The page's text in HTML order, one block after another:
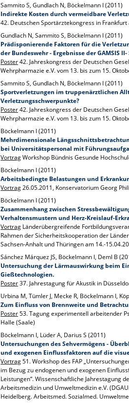
Sammito S, Gundlach N, Böckelmann I (2011)
Indirekte Kosten durch vermeidbare
42. Deutschen Sportärztekongress in Frankfurt
Gundlach N, Sammito S, Böckelmann I (2011)
Prädisponierende Faktoren für die
der Bundeswehr - Ergebnisse der GAMSIS
Poster42. Jahreskongress der Deutschen
Wehrpharmazie e.V. vom 13. bis zum 15.
Sammito S, Gundlach N, Böckelmann I (2011)
Sportverletzungen im truppenärztlichen
Verletzungsschwerpunkte?
Poster42. Jahreskongress der Deutschen
Wehrpharmazie e.V. vom 13. bis zum 15.
Böckelmann I (2011)
Mehrdimensionale
bei Universitätspersonal mit
VortragWorkshop Bündnis Gesunde
Böckelmann I (2011)
Arbeitsbedingte Belastungen und
Vortrag26.05.2011, Konservatorium Georg
Böckelmann I (2011)
Zusammenhang zwischen
Verhaltensmustern und Herz-Kreislauf-
Vortrag Länderübergreifende
Rahmen der Sicherheitskooperation der
Sachsen-Anhalt und Thüringen am 14.-
Sánchez Márquez JS, Böckelmann I, Deml B
Untersuchung der Lärmauswirkung beim
Gießtechnologien.
Poster37. Jahrestagung für Akustik in
Urbina M, Tümler J, Mecke R, Böckelmann I,
Zum Einfluss von Brennweite und
Poster53. Tagung experimentell arbeitender
Halle (Saale)
Böckelmann I, Lüder A, Darius S (2011)
Untersuchungen des Sehvermögens -
und exogenen Einflussfaktoren auf die
Vortrag51. Workshop des FAP
im Bezug zu endogenen und exogenen
Leistungen“. Wissenschaftliche Jahrestagung
Arbeitsmedizin und Umweltmedizin e.V.
Heidelberg. Arbeitsmed. Sozialmed.